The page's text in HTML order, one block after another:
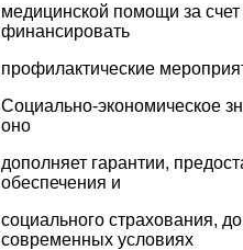
медицинской помощи за
финансировать
профилактические
Социально-экономическое
оно
дополняет гарантии,
обеспечения и
социального страхования,
современных условиях